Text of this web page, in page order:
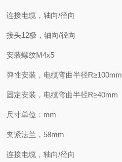
连接电缆，轴向/径向
接头12极，轴向/径向
安装螺纹M4x5
弹性安装，电缆弯曲半径R≥100mm
固定安装，电缆弯曲半径R≥40mm
尺寸单位：mm
夹紧法兰，58mm
连接电缆，轴向/径向